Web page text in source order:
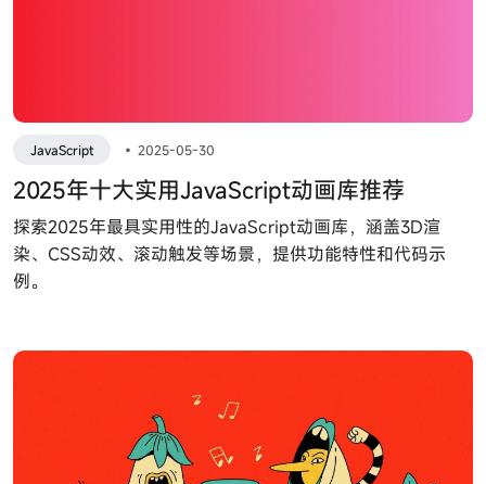
JavaScript • 2025-05-30
2025年十大实用JavaScript动画库推荐
探索2025年最具实用性的JavaScript动画库，涵盖3D渲
染、CSS动效、滚动触发等场景，提供功能特性和代码示
例。